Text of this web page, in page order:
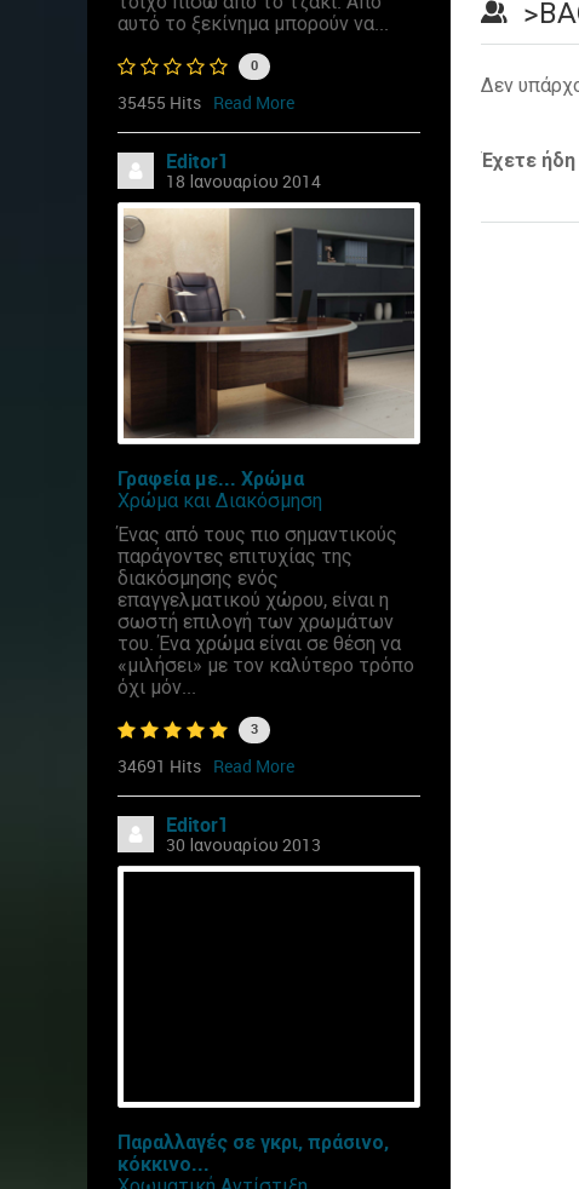
αυτό το ξεκίνημα μπορούν να...
0
35455 Hits Read More
Editor1
18 Ιανουαρίου 2014
Γραφεία με... Χρώμα
Χρώμα και Διακόσμηση
Ένας από τους πιο σημαντικούς
παράγοντες επιτυχίας της
διακόσμησης ενός
επαγγελματικού χώρου, είναι η
σωστή επιλογή των χρωμάτων
του. Ένα χρώμα είναι σε θέση να
«μιλήσει» με τον καλύτερο τρόπο
όχι μόν...
3
34691 Hits Read More
Editor1
30 Ιανουαρίου 2013
Παραλλαγές σε γκρι, πράσινο,
κόκκινο...
Δεν
Έχετε ήδη